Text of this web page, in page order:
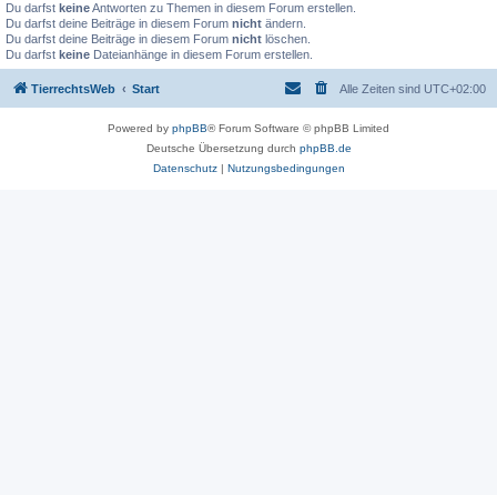
Du darfst keineAntworten zu Themen in diesem Forum erstellen.
Du darfst deine Beiträge in diesem Forum nicht ändern.
Du darfst deine Beiträge in diesem Forum nicht löschen.
Du darfst keine Dateianhänge in diesem Forum erstellen.
TierrechtsWeb Start Alle Zeiten sind UTC+02:00
Powered by phpBB® Forum Software © phpBB Limited
Deutsche Übersetzung durch phpBB.de
Datenschutz| Nutzungsbedingungen